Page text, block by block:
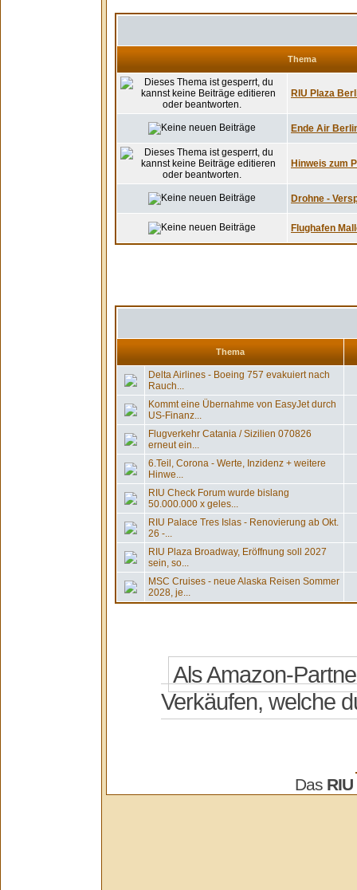
Thema
RIU Plaza
Ende Air
Hinweis zum
Drohne -
Flughafen
Thema
Delta Airlines - Boeing 757 evakuiert nach
Rauch...
Kommt eine Übernahme von EasyJet durch
US-Finanz...
Flugverkehr Catania / Sizilien 070826
erneut ein...
6.Teil, Corona - Werte, Inzidenz + weitere
Hinwe...
RIU Check Forum wurde bislang
50.000.000 x geles...
RIU Palace Tres Islas - Renovierung ab Okt.
26 -...
RIU Plaza Broadway, Eröffnung soll 2027
sein, so...
MSC Cruises - neue Alaska Reisen Sommer
2028, je...
Das